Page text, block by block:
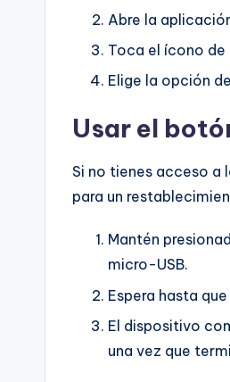
Abre la
Toca el ícono de
Elige la opción de
Usar el
Si no tienes acceso a
para un
Mantén
micro-USB.
Espera hasta
El dispositivo
una vez que